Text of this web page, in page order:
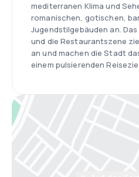
mediterranen Klima und
romanischen, gotischen,
Jugendstilgebäuden an.
und die Restaurantszene
an und machen die Stadt
einem pulsierenden